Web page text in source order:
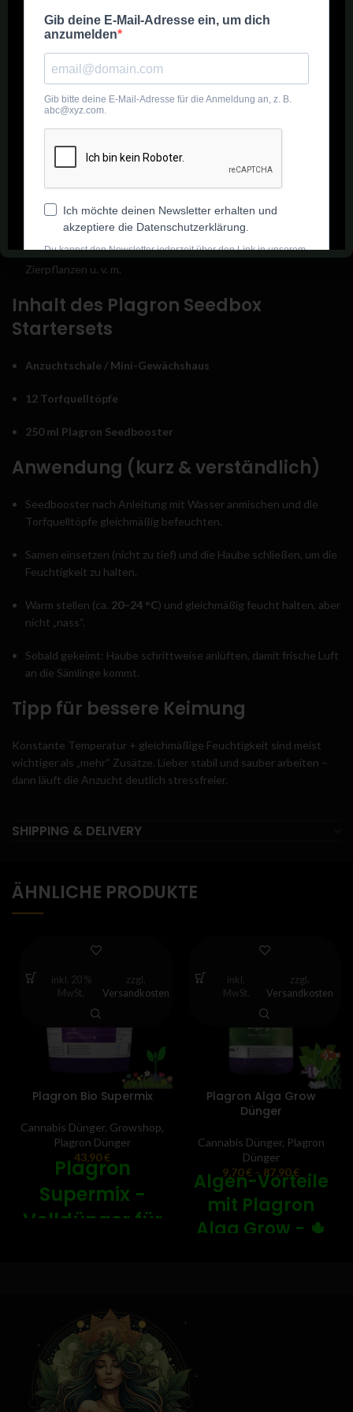
Vorteile der Plagron Seedbox
Komplett-Set für die Anzucht:
Stabiles Mikroklima:Haube hält Feuchtigkeit und Wärme
konstant
Einfach & sauber:
Torfquelltöpfe erleichtern Handling und
Umsetzen
Seedbooster inklusive:
Vitalität
Für viele Pflanzenarten geeignet:Gemüse, Kräuter,
Zierpflanzen u. v. m.
Inhalt des Plagron Seedbox
Startersets
Anzuchtschale / Mini-Gewächshaus
12 Torfquelltöpfe
250 ml Plagron Seedbooster
Anwendung (kurz & verständlich)
Seedbooster nach Anleitung mit Wasser anmischen und die
Torfquelltöpfe gleichmäßig befeuchten.
Samen einsetzen (nicht zu tief) und die Haube schließen, um die
Feuchtigkeit zu halten.
Warm stellen (ca. 20–24 °C) und gleichmäßig feucht halten, aber
nicht „nass“.
Sobald gekeimt: Haube schrittweise anlüften, damit frische Luft
an die Sämlinge kommt.
Tipp für bessere Keimung
Konstante Temperatur + gleichmäßige Feuchtigkeit sind meist
wichtiger als „mehr“ Zusätze. Lieber stabil und sauber arbeiten –
dann läuft die Anzucht deutlich stressfreier.
SHIPPING & DELIVERY
ÄHNLICHE PRODUKTE
Plagron Bio Supermix
Cannabis Dünger, Growshop,
Plagron Dünger
43,90€
Plagron
Supermix -
Volldünger für
Natürlicher Volldünger:
Mischung ausMineralien,
Spurenelementen,
Wurmhumus und Seabird
Guanofür eine umfassende
Nährstoffbasis.
inkl. 20 %
MwSt.
zzgl.
Versandkosten
Plagron Alga Grow
Dünger
Cannabis Dünger, Plagron
Dünger
9,70€ – 87,90€
Algen-Vorteile
mit Plagron
Alga Grow - 🌵
inkl.
MwSt.
zzgl.
Versandkosten